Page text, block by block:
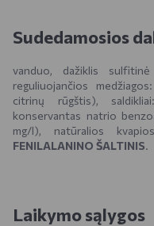
Sudedamosios
vanduo, dažiklis sulfitinė
reguliuojančios
citrinų rūgštis),
konservantas natrio
mg/l), natūralios
FENILALANINO ŠALTINIS.
Laikymo sąlygos